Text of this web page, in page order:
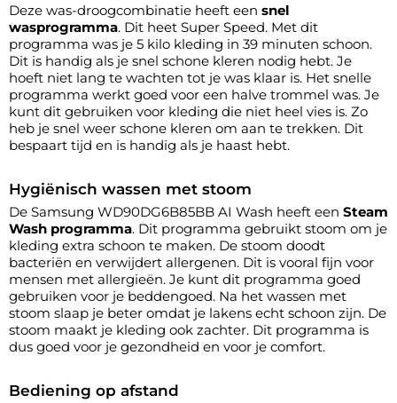
Deze was-droogcombinatie heeft een snel
wasprogramma. Dit heet Super Speed. Met dit
programma was je 5 kilo kleding in 39 minuten schoon.
Dit is handig als je snel schone kleren nodig hebt. Je
hoeft niet lang te wachten tot je was klaar is. Het snelle
programma werkt goed voor een halve trommel was. Je
kunt dit gebruiken voor kleding die niet heel vies is. Zo
heb je snel weer schone kleren om aan te trekken. Dit
bespaart tijd en is handig als je haast hebt.
Hygiënisch wassen met stoom
De Samsung WD90DG6B85BB AI Wash heeft een Steam
Wash programma. Dit programma gebruikt stoom om je
kleding extra schoon te maken. De stoom doodt
bacteriën en verwijdert allergenen. Dit is vooral fijn voor
mensen met allergieën. Je kunt dit programma goed
gebruiken voor je beddengoed. Na het wassen met
stoom slaap je beter omdat je lakens echt schoon zijn. De
stoom maakt je kleding ook zachter. Dit programma is
dus goed voor je gezondheid en voor je comfort.
Bediening op afstand